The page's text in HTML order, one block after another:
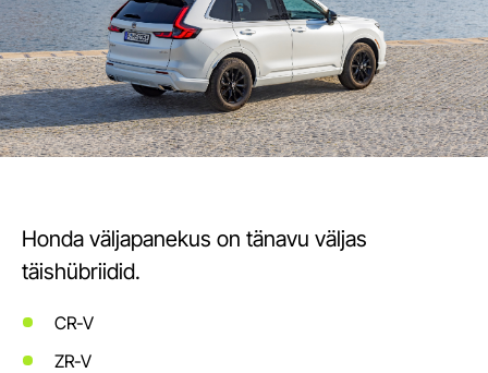
Honda väljapanekus on tänavu väljas
täishübriidid.
CR-V
ZR-V